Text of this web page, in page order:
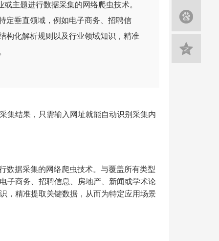
主题进行数据采集的网络爬虫技术。
定垂直领域，例如电子商务、招聘信
构化解析规则以及行业领域知识，精准
集结果，只需输入网址就能自动识别采集内
数据采集的网络爬虫技术。与覆盖所有类型
子商务、招聘信息、房地产、新闻或学术论
，精准提取关键数据，从而为特定应用场景